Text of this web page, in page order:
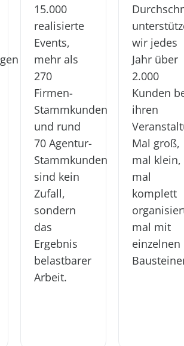
15.000
realisierte
Events,
mehr als
270
Firmen-
Stammkunden
und rund
70 Agentur-
Stammkunden
sind kein
Zufall,
sondern
das
Ergebnis
belastbarer
Arbeit.
wir jedes
Jahr über
2.000
Kunden
ihren
Mal groß,
mal klein,
mal
komplett
mal mit
einzelnen